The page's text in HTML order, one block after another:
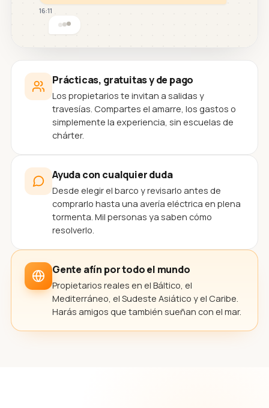
16:11
Prácticas, gratuitas y de pago
Los propietarios te invitan a salidas y
travesías. Compartes el amarre, los gastos o
simplemente la experiencia, sin escuelas de
chárter.
Ayuda con cualquier duda
Desde elegir el barco y revisarlo antes de
comprarlo hasta una avería eléctrica en plena
tormenta. Mil personas ya saben cómo
resolverlo.
Gente afín por todo el mundo
Propietarios reales en el Báltico, el
Mediterráneo, el Sudeste Asiático y el Caribe.
Harás amigos que también sueñan con el mar.